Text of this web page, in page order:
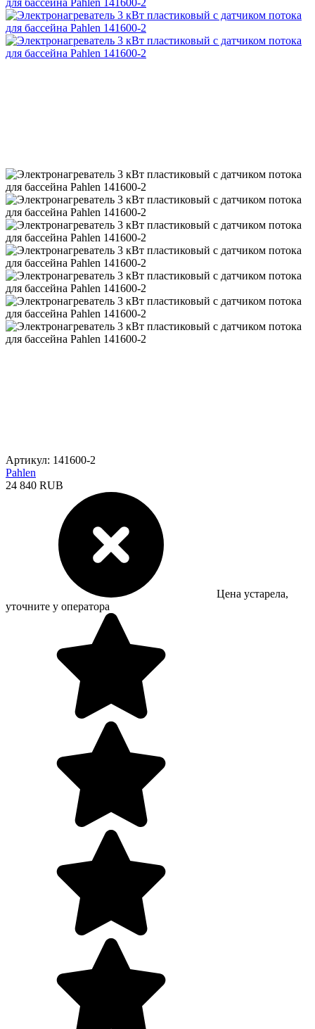
Артикул: 141600-2
Pahlen
24 840 RUB
Цена устарела,
уточните у оператора